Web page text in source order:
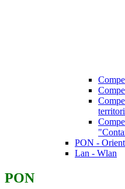
PON -
Lan - Wlan
PON